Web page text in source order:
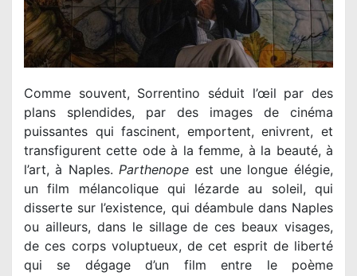
Comme souvent, Sorrentino séduit l’œil par des
plans splendides, par des images de cinéma
puissantes qui fascinent, emportent, enivrent, et
transfigurent cette ode à la femme, à la beauté, à
l’art, à Naples. Parthenope est une longue élégie,
un film mélancolique qui lézarde au soleil, qui
disserte sur l’existence, qui déambule dans Naples
ou ailleurs, dans le sillage de ces beaux visages,
de ces corps voluptueux, de cet esprit de liberté
qui se dégage d’un film entre le poème